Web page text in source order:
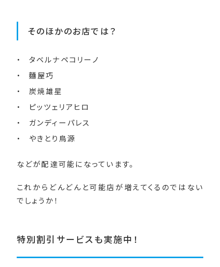
そのほかのお店では？
タベルナペコリーノ
麵屋巧
炭焼雄星
ピッツェリアヒロ
ガンディーパレス
やきとり鳥源
などが配達可能になっています。
これからどんどんと可能店が増えてくるのではない
でしょうか！
特別割引サービスも実施中！